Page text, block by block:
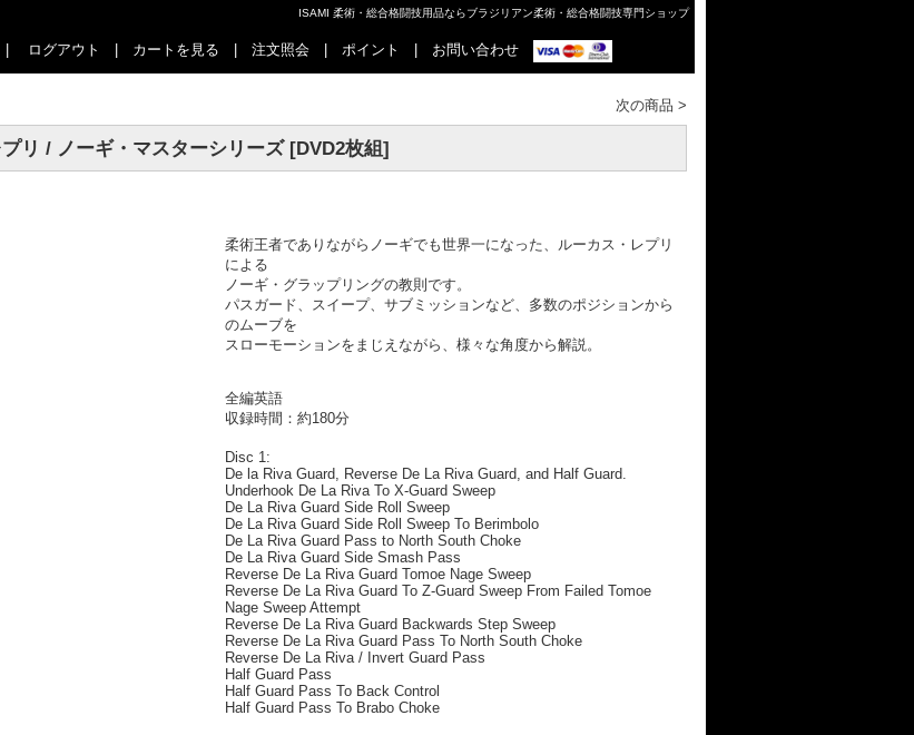
ISAMI 柔術・総合格闘技用品ならブラジリアン柔術・総合格闘技専門ショップ
ログアウト カートを見る 注文照会 ポイント お問い合わせ
次の商品 >
リ / ノーギ・マスターシリーズ [DVD2枚組]
柔術王者でありながらノーギでも世界一になった、ルーカス・レプリ
による
ノーギ・グラップリングの教則です。
パスガード、スイープ、サブミッションなど、多数のポジションから
のムーブを
スローモーションをまじえながら、様々な角度から解説。
全編英語
収録時間：約180分
Disc 1:
De la Riva Guard, Reverse De La Riva Guard, and Half Guard.
Underhook De La Riva To X-Guard Sweep
De La Riva Guard Side Roll Sweep
De La Riva Guard Side Roll Sweep To Berimbolo
De La Riva Guard Pass to North South Choke
De La Riva Guard Side Smash Pass
Reverse De La Riva Guard Tomoe Nage Sweep
Reverse De La Riva Guard To Z-Guard Sweep From Failed Tomoe
Nage Sweep Attempt
Reverse De La Riva Guard Backwards Step Sweep
Reverse De La Riva Guard Pass To North South Choke
Reverse De La Riva / Invert Guard Pass
Half Guard Pass
Half Guard Pass To Back Control
Half Guard Pass To Brabo Choke